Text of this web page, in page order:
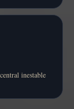
inestable